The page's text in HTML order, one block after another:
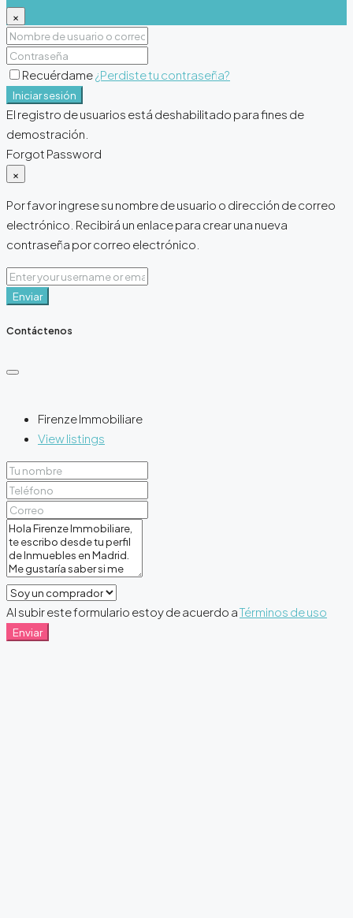
×
Recuérdame ¿Perdiste tu contraseña?
Iniciar sesión
El registro de usuarios está deshabilitado para fines de
demostración.
Forgot Password
×
Por favor ingrese su nombre de usuario o dirección de correo
electrónico. Recibirá un enlace para crear una nueva
contraseña por correo electrónico.
Enviar
Contáctenos
Firenze Immobiliare
View listings
Al subir este formulario estoy de acuerdo aTérminos de uso
Enviar